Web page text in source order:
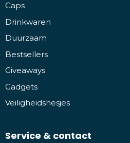
Caps
Drinkwaren
Duurzaam
Bestsellers
Giveaways
Gadgets
Veiligheidshesjes
Service & contact